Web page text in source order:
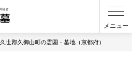
メニュー
久世郡久御山町の霊園・墓地（京都府）